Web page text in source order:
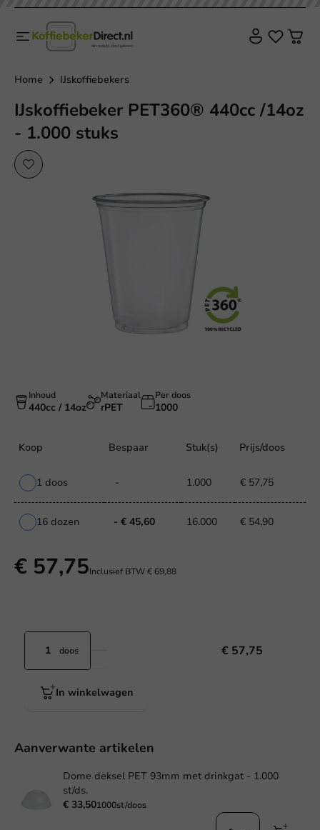
Home IJskoffiebekers
IJskoffiebeker PET360® 440cc /14oz
- 1.000 stuks
Inhoud
440cc / 14oz
Materiaal
rPET
Per doos
1000
Koop Bespaar Stuk(s) Prijs/doos
1 doos - 1.000 € 57,75
16 dozen - € 45,60 16.000 € 54,90
€ 57,75Inclusief BTW€ 69,88
doos € 57,75
In winkelwagen
Aanverwante artikelen
Dome deksel PET 93mm met drinkgat - 1.000
st/ds.
€ 33,501000st/doos